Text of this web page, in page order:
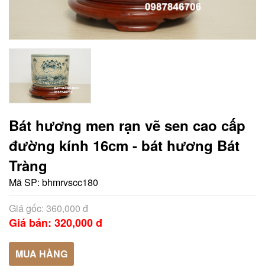
Bát hương men rạn vẽ sen cao cấp
đường kính 16cm - bát hương Bát
Tràng
Mã SP: bhmrvscc180
Giá gốc: 360,000 đ
Giá bán: 320,000 đ
MUA HÀNG